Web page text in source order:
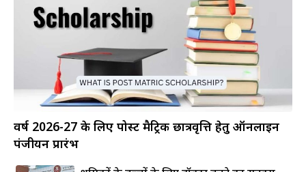
वर्ष 2026-27 के लिए पोस्ट मैट्रिक छात्रवृत्ति हेतु ऑनलाइन
पंजीयन प्रारंभ